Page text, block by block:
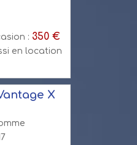
: 350 €
en location
X